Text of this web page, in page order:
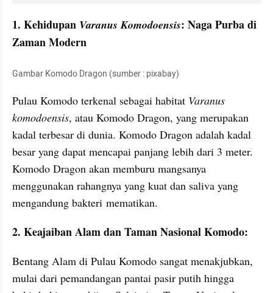
1. Kehidupan Varanus Komodoensis: Naga Purba di
Zaman Modern
Gambar Komodo Dragon (sumber : pixabay)
Pulau Komodo terkenal sebagai habitat Varanus
komodoensis, atau Komodo Dragon, yang merupakan
kadal terbesar di dunia. Komodo Dragon adalah kadal
besar yang dapat mencapai panjang lebih dari 3 meter.
Komodo Dragon akan memburu mangsanya
menggunakan rahangnya yang kuat dan saliva yang
mengandung bakteri mematikan.
2. Keajaiban Alam dan Taman Nasional Komodo:
Bentang Alam di Pulau Komodo sangat menakjubkan,
mulai dari pemandangan pantai pasir putih hingga